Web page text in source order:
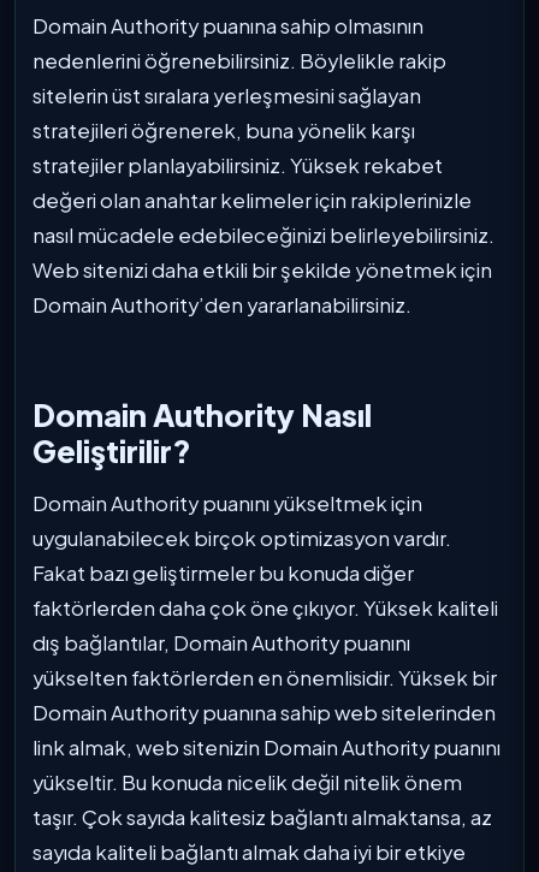
Domain Authority puanına sahip olmasının
nedenlerini öğrenebilirsiniz. Böylelikle rakip
sitelerin üst sıralara yerleşmesini sağlayan
stratejileri öğrenerek, buna yönelik karşı
stratejiler planlayabilirsiniz. Yüksek rekabet
değeri olan anahtar kelimeler için rakiplerinizle
nasıl mücadele edebileceğinizi belirleyebilirsiniz.
Web sitenizi daha etkili bir şekilde yönetmek için
Domain Authority’den yararlanabilirsiniz.
Domain Authority Nasıl
Geliştirilir?
Domain Authority puanını yükseltmek için
uygulanabilecek birçok optimizasyon vardır.
Fakat bazı geliştirmeler bu konuda diğer
faktörlerden daha çok öne çıkıyor. Yüksek kaliteli
dış bağlantılar, Domain Authority puanını
yükselten faktörlerden en önemlisidir. Yüksek bir
Domain Authority puanına sahip web sitelerinden
link almak, web sitenizin Domain Authority puanını
yükseltir. Bu konuda nicelik değil nitelik önem
taşır. Çok sayıda kalitesiz bağlantı almaktansa, az
sayıda kaliteli bağlantı almak daha iyi bir etkiye